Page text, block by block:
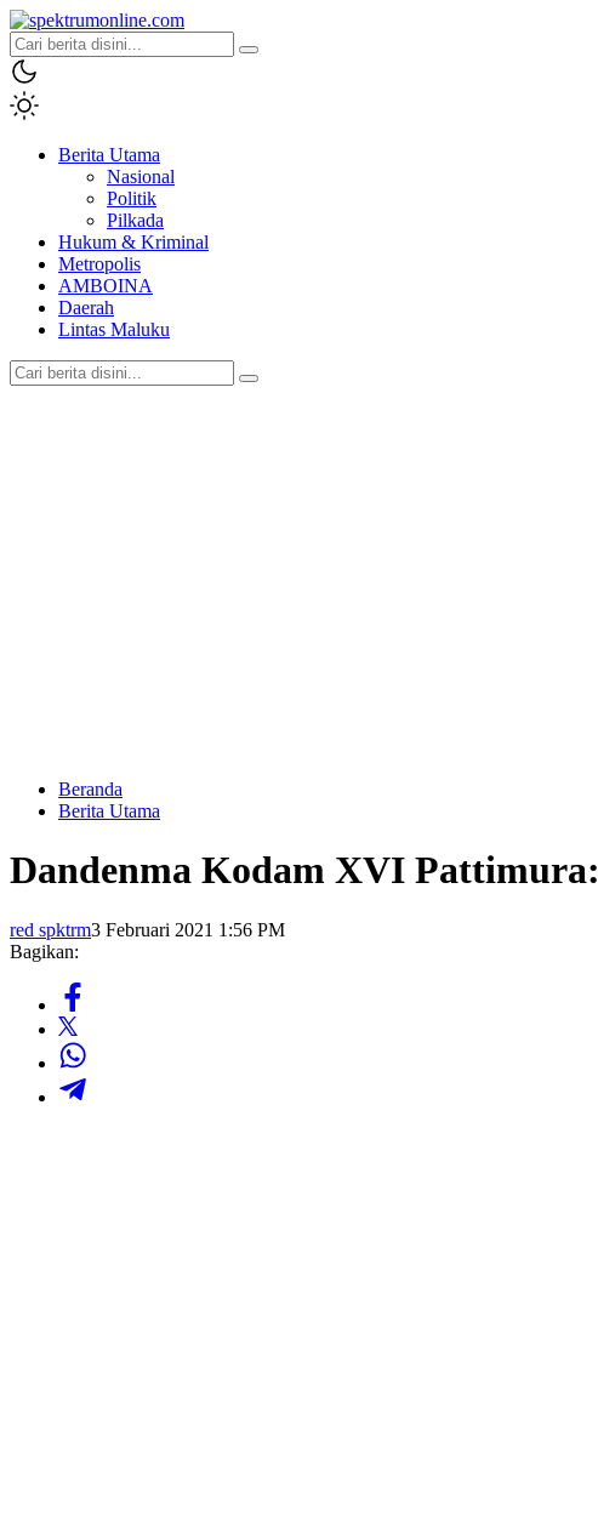
spektrumonline.com
Berita Utama
Nasional
Politik
Pilkada
Hukum & Kriminal
Metropolis
AMBOINA
Daerah
Lintas Maluku
Beranda
Berita Utama
Dandenma Kodam XVI
red spktrm3 Februari 2021 1:56 PM
Bagikan: